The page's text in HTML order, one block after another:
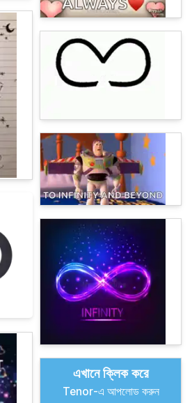
এখানে ক্লিক করে
Tenor-এ আপলোড করুন